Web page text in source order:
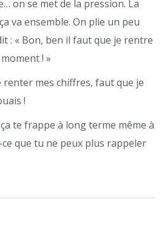
on se met de la pression. La
va ensemble. On plie un peu
: « Bon, ben il faut que je rentre
! »
renter mes chiffres, faut que je
!
te frappe à long terme même à
que tu ne peux plus rappeler